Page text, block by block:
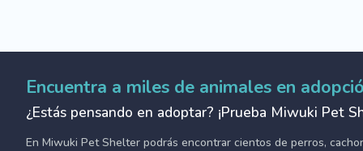
Encuentra a miles de animales en
¿Estás pensando en adoptar? ¡Prueba Miwuki Pet
En Miwuki Pet Shelter podrás encontrar cientos de perros,